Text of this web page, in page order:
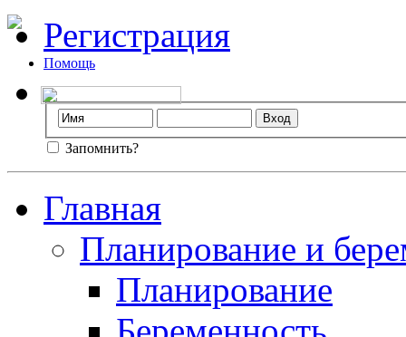
Регистрация
Помощь
Запомнить?
Главная
Планирование и
Планирование